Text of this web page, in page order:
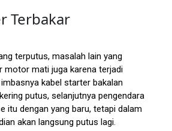
Terbakar
terputus, masalah lain yang
motor mati juga karena terjadi
kabel starter bakalan
putus, selanjutnya pengendara
itu dengan yang baru, tetapi dalam
akan langsung putus lagi.